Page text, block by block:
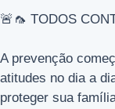
🚨🦟 TODOS
A prevenção
atitudes no dia a
proteger sua